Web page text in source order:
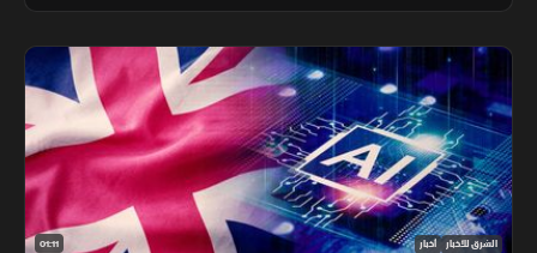
01:11 الشرق للأخبار أخبار